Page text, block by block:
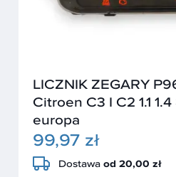
LICZNIK ZEGARY
Citroen C3 I C2 1.1
europa
99,97 zł
Dostawa od 20,00 zł